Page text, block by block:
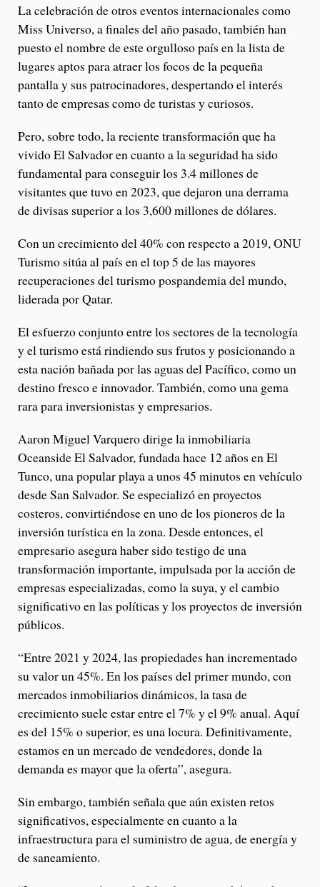
La celebración de otros eventos internacionales como
Miss Universo, a finales del año pasado, también han
puesto el nombre de este orgulloso país en la lista de
lugares aptos para atraer los focos de la pequeña
pantalla y sus patrocinadores, despertando el interés
tanto de empresas como de turistas y curiosos.
Pero, sobre todo, la reciente transformación que ha
vivido El Salvador en cuanto a la seguridad ha sido
fundamental para conseguir los 3.4 millones de
visitantes que tuvo en 2023, que dejaron una derrama
de divisas superior a los 3,600 millones de dólares.
Con un crecimiento del 40% con respecto a 2019, ONU
Turismo sitúa al país en el top 5 de las mayores
recuperaciones del turismo pospandemia del mundo,
liderada por Qatar.
El esfuerzo conjunto entre los sectores de la tecnología
y el turismo está rindiendo sus frutos y posicionando a
esta nación bañada por las aguas del Pacífico, como un
destino fresco e innovador. También, como una gema
rara para inversionistas y empresarios.
Aaron Miguel Varquero dirige la inmobiliaria
Oceanside El Salvador, fundada hace 12 años en El
Tunco, una popular playa a unos 45 minutos en vehículo
desde San Salvador. Se especializó en proyectos
costeros, convirtiéndose en uno de los pioneros de la
inversión turística en la zona. Desde entonces, el
empresario asegura haber sido testigo de una
transformación importante, impulsada por la acción de
empresas especializadas, como la suya, y el cambio
significativo en las políticas y los proyectos de inversión
públicos.
“Entre 2021 y 2024, las propiedades han incrementado
su valor un 45%. En los países del primer mundo, con
mercados inmobiliarios dinámicos, la tasa de
crecimiento suele estar entre el 7% y el 9% anual. Aquí
es del 15% o superior, es una locura. Definitivamente,
estamos en un mercado de vendedores, donde la
demanda es mayor que la oferta”, asegura.
Sin embargo, también señala que aún existen retos
significativos, especialmente en cuanto a la
infraestructura para el suministro de agua, de energía y
de saneamiento.